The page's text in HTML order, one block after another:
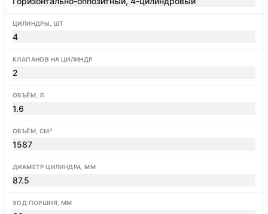
ЦИЛИНДРЫ, ШТ
4
КЛАПАНОВ НА ЦИЛИНДР
2
ОБЪЁМ, Л
1.6
ОБЪЁМ, СМ³
1587
ДИАМЕТР ЦИЛИНДРА, ММ
87.5
ХОД ПОРШНЯ, ММ